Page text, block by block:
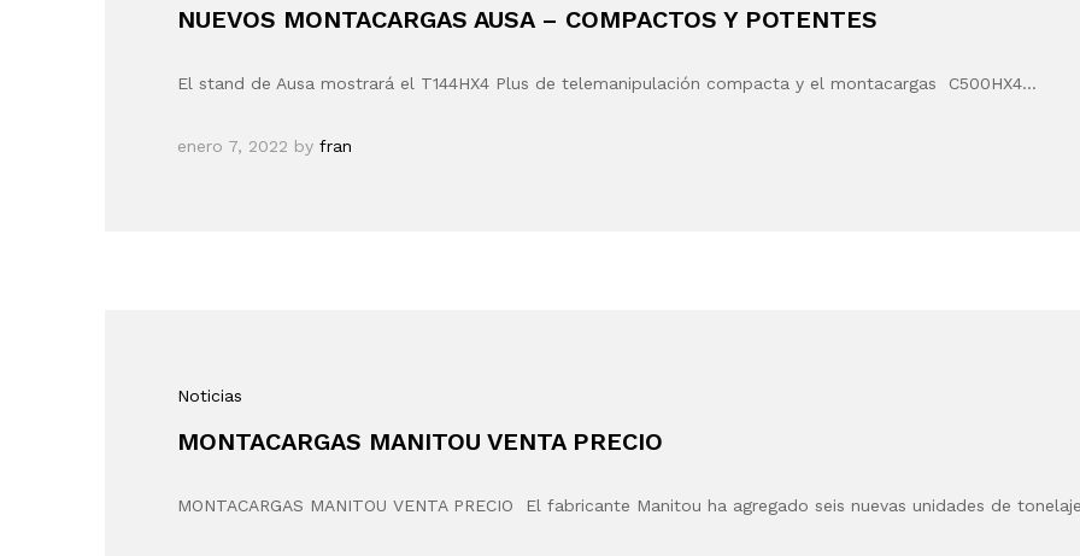
NUEVOS MONTACARGAS AUSA – COMPACTOS Y POTENTES
El stand de Ausa mostrará el T144HX4 Plus de telemanipulación compacta y el montacargas C500HX4…
enero 7, 2022 by fran
Noticias
MONTACARGAS MANITOU VENTA PRECIO
MONTACARGAS MANITOU VENTA PRECIO El fabricante Manitou ha agregado seis nuevas unidades de